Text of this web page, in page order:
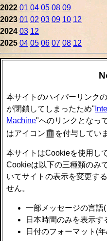
2022 01 04 05 08 09
2023 01 02 03 09 10 12
2024 03 12
2025 04 05 06 07 08 12
本サイトのハイパーリンク
が閉鎖してしまったため"
Machine"へのリンクとなっ
はアイコン
を付与してい
本サイトはCookieを使用し
Cookieは以下の三種類のみ
いてサイトの表示を変更す
せん。
一部メッセージの言語
日本時間のみを表示
日付のフォーマット(